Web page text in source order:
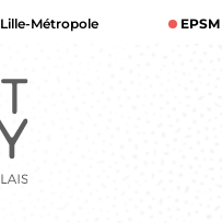
Lille-Métropole EPSM